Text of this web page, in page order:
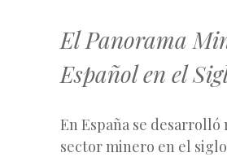
El Panorama
Español en el
En España se desarrolló
sector minero en el